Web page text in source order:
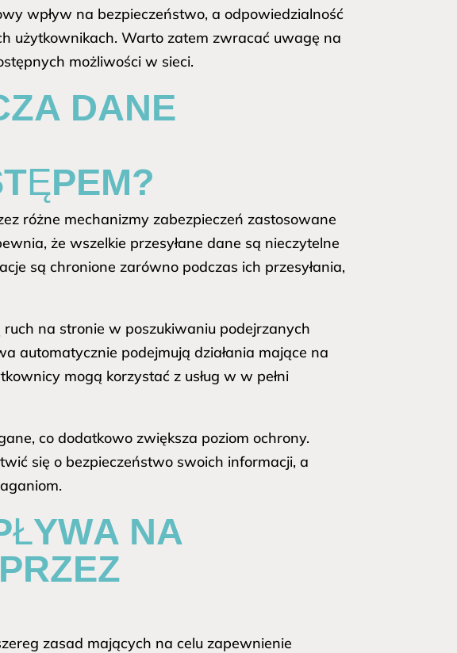
wpływ na bezpieczeństwo, a odpowiedzialność
użytkownikach. Warto zatem zwracać uwagę na
możliwości w sieci.
DANE
różne mechanizmy zabezpieczeń zastosowane
że wszelkie przesyłane dane są nieczytelne
są chronione zarówno podczas ich przesyłania,
na stronie w poszukiwaniu podejrzanych
automatycznie podejmują działania mające na
mogą korzystać z usług w w pełni
co dodatkowo zwiększa poziom ochrony.
się o bezpieczeństwo swoich informacji, a
NA
zasad mających na celu zapewnienie